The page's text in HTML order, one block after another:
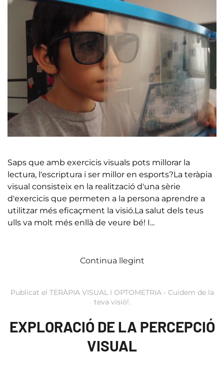
Saps que amb exercicis visuals pots millorar la
lectura, l'escriptura i ser millor en esports?La teràpia
visual consisteix en la realització d'una sèrie
d'exercicis que permeten a la persona aprendre a
utilitzar més eficaçment la visió.La salut dels teus
ulls va molt més enllà de veure bé! I...
Continua llegint
Publicat el TERÀPIA VISUAL I OPTOMETRIA - Cuidem de la
teva visió!.
EXPLORACIÓ DE LA PERCEPCIÓ
VISUAL